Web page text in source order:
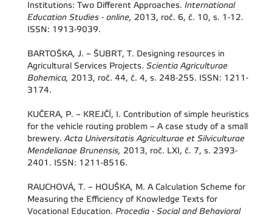
Institutions: Two Different Approaches. International
Education Studies - online, 2013, roč. 6, č. 10, s. 1-12.
ISSN: 1913-9039.
BARTOŠKA, J. – ŠUBRT, T. Designing resources in
Agricultural Services Projects. Scientia Agriculturae
Bohemica, 2013, roč. 44, č. 4, s. 248-255. ISSN: 1211-
3174.
KUČERA, P. – KREJČÍ, I. Contribution of simple heuristics
for the vehicle routing problem – A case study of a small
brewery.Acta Universitatis Agriculturae et Silviculturae
Mendelianae Brunensis, 2013, roč. LXI, č. 7, s. 2393-
2401. ISSN: 1211-8516.
RAUCHOVÁ, T. – HOUŠKA, M. A Calculation Scheme for
Measuring the Efficiency of Knowledge Texts for
Vocational Education. Procedia - Social and Behavioral